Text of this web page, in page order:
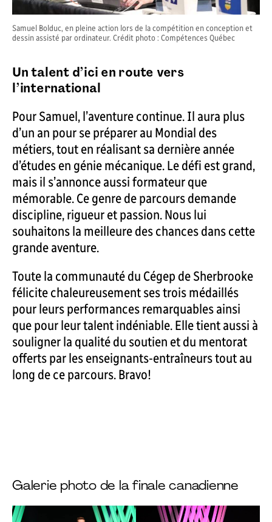
Samuel Bolduc, en pleine action lors de la compétition en conception et
dessin assisté par ordinateur. Crédit photo : Compétences Québec
Un talent d’ici en route vers
l’international
Pour Samuel, l’aventure continue. Il aura plus
d’un an pour se préparer au Mondial des
métiers, tout en réalisant sa dernière année
d’études en génie mécanique. Le défi est grand,
mais il s’annonce aussi formateur que
mémorable. Ce genre de parcours demande
discipline, rigueur et passion. Nous lui
souhaitons la meilleure des chances dans cette
grande aventure.
Toute la communauté du Cégep de Sherbrooke
félicite chaleureusement ses trois médaillés
pour leurs performances remarquables ainsi
que pour leur talent indéniable. Elle tient aussi à
souligner la qualité du soutien et du mentorat
offerts par les enseignants-entraîneurs tout au
long de ce parcours. Bravo!
Galerie photo de la finale canadienne